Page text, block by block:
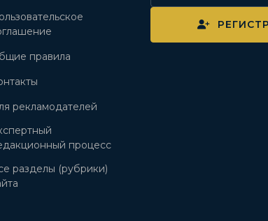
правила
рекламодателей
процесс
разделы (рубрики)